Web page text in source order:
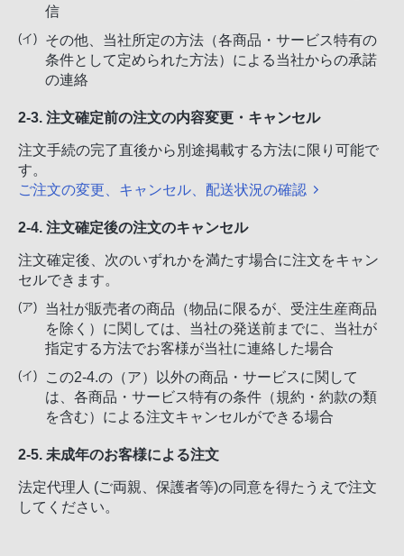
信
その他、当社所定の方法（各商品・サービス特有の
条件として定められた方法）による当社からの承諾
の連絡
2-3. 注文確定前の注文の内容変更・キャンセル
注文手続の完了直後から別途掲載する方法に限り可能で
す。
ご注文の変更、キャンセル、配送状況の確認
2-4. 注文確定後の注文のキャンセル
注文確定後、次のいずれかを満たす場合に注文をキャン
セルできます。
当社が販売者の商品（物品に限るが、受注生産商品
を除く）に関しては、当社の発送前までに、当社が
指定する方法でお客様が当社に連絡した場合
この2-4.の（ア）以外の商品・サービスに関して
は、各商品・サービス特有の条件（規約・約款の類
を含む）による注文キャンセルができる場合
2-5. 未成年のお客様による注文
法定代理人 (ご両親、保護者等)の同意を得たうえで注文
してください。